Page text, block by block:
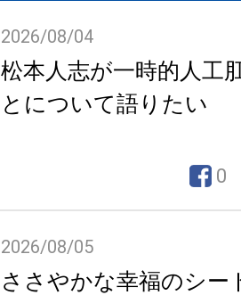
2026/08/04
松本人志が一時的人工
とについて語りたい
0
2026/08/05
ささやかな幸福のシー